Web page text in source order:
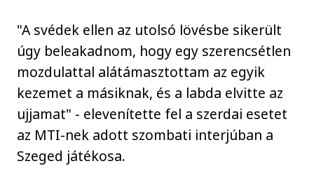
"A svédek ellen az utolsó lövésbe sikerült
úgy beleakadnom, hogy egy szerencsétlen
mozdulattal alátámasztottam az egyik
kezemet a másiknak, és a labda elvitte az
ujjamat" - elevenítette fel a szerdai esetet
az MTI-nek adott szombati interjúban a
Szeged játékosa.